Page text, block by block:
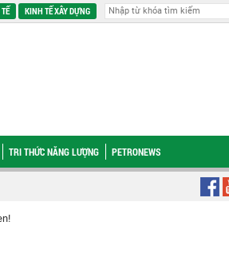
KINH TẾ XÂY DỰNG
TRI THỨC NĂNG LƯỢNG PETRONEWS